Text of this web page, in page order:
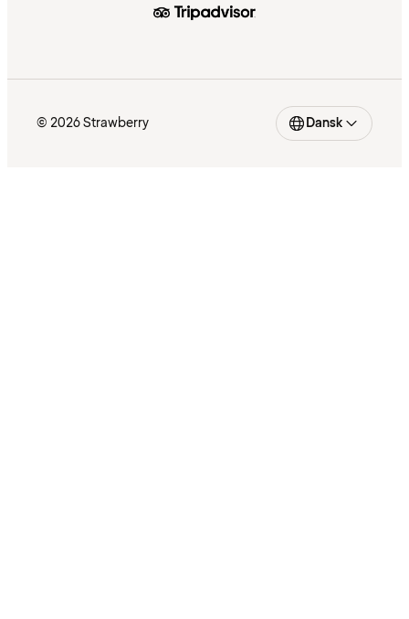
© 2026 Strawberry Dansk